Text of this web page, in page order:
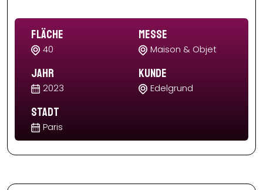
Fläche
40
Messe
Maison & Objet
Jahr
2023
Kunde
Edelgrund
Stadt
Paris